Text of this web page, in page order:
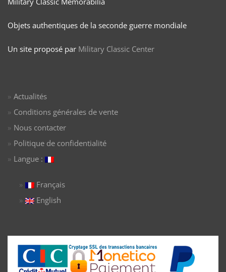
Objets authentiques de la seconde guerre mondiale
Un site proposé par Military Classic Center
Actualités
Conditions générales de vente
Nous contacter
Politique de confidentialité
Langue :
Français
English